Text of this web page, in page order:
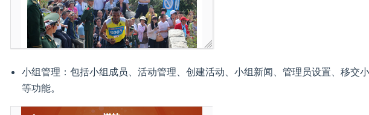
小组管理：包括小组成员、活动管理、创建活动、小组新闻、管理员设置、移交
等功能。